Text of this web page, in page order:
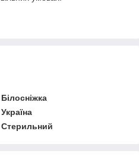
Білосніжка
Україна
Стерильний